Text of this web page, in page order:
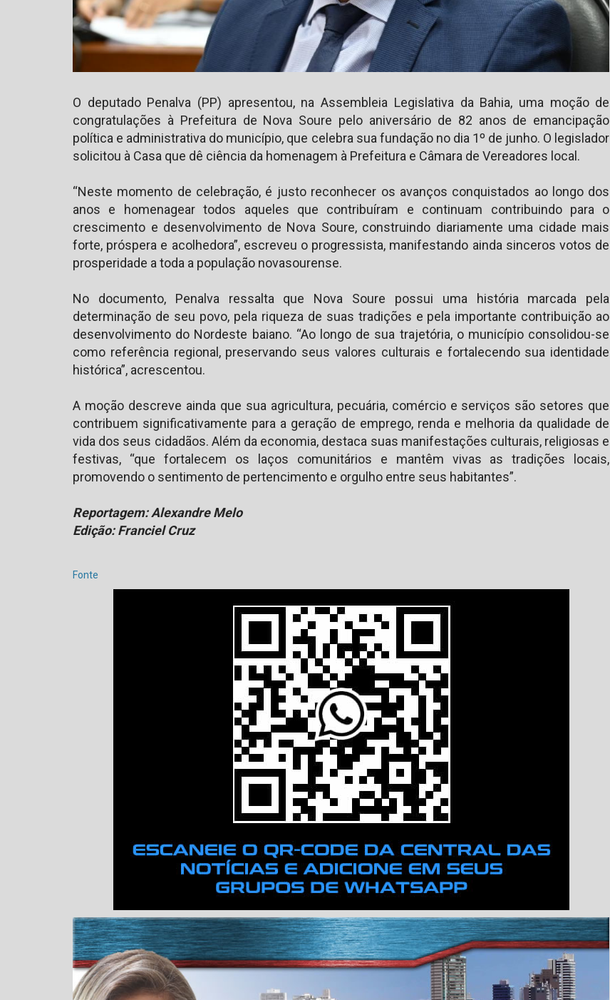
O deputado Penalva (PP) apresentou, na Assembleia Legislativa da Bahia, uma moção de
congratulações à Prefeitura de Nova Soure pelo aniversário de 82 anos de emancipação
política e administrativa do município, que celebra sua fundação no dia 1º de junho. O legislador
solicitou à Casa que dê ciência da homenagem à Prefeitura e Câmara de Vereadores local.
“Neste momento de celebração, é justo reconhecer os avanços conquistados ao longo dos
anos e homenagear todos aqueles que contribuíram e continuam contribuindo para o
crescimento e desenvolvimento de Nova Soure, construindo diariamente uma cidade mais
forte, próspera e acolhedora”, escreveu o progressista, manifestando ainda sinceros votos de
prosperidade a toda a população novasourense.
No documento, Penalva ressalta que Nova Soure possui uma história marcada pela
determinação de seu povo, pela riqueza de suas tradições e pela importante contribuição ao
desenvolvimento do Nordeste baiano. “Ao longo de sua trajetória, o município consolidou-se
como referência regional, preservando seus valores culturais e fortalecendo sua identidade
histórica”, acrescentou.
A moção descreve ainda que sua agricultura, pecuária, comércio e serviços são setores que
contribuem significativamente para a geração de emprego, renda e melhoria da qualidade de
vida dos seus cidadãos. Além da economia, destaca suas manifestações culturais, religiosas e
festivas, “que fortalecem os laços comunitários e mantêm vivas as tradições locais,
promovendo o sentimento de pertencimento e orgulho entre seus habitantes”.
Reportagem: Alexandre Melo
Edição: Franciel Cruz
Fonte